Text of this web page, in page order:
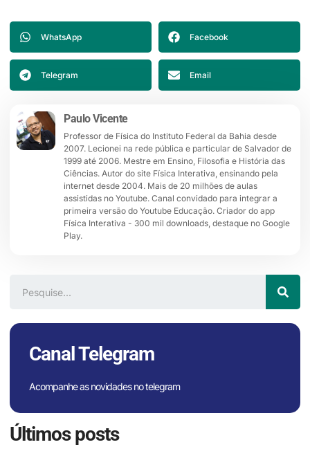
WhatsApp Facebook
Telegram Email
Paulo Vicente
Professor de Física do Instituto Federal da Bahia desde
2007. Lecionei na rede pública e particular de Salvador de
1999 até 2006. Mestre em Ensino, Filosofia e História das
Ciências. Autor do site Física Interativa, ensinando pela
internet desde 2004. Mais de 20 milhões de aulas
assistidas no Youtube. Canal convidado para integrar a
primeira versão do Youtube Educação. Criador do app
Física Interativa - 300 mil downloads, destaque no Google
Play.
Canal Telegram
Acompanhe as novidades no telegram
Últimos posts